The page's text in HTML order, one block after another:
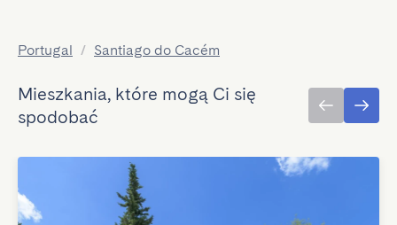
Portugal / Santiago do Cacém
Mieszkania, które mogą Ci się
spodobać